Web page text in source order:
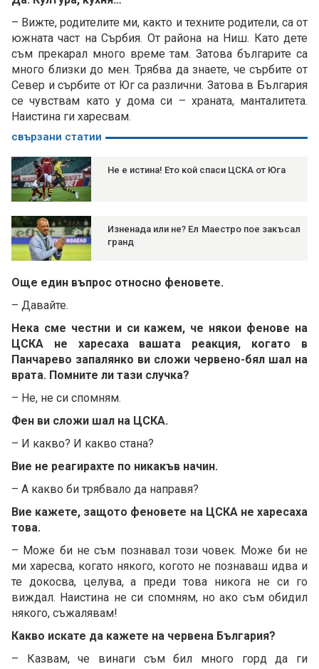
– Вижте, родителите ми, както и техните родители, са от
южната част на Сърбия. От района на Ниш. Като дете
съм прекарал много време там. Затова българите са
много близки до мен. Трябва да знаете, че сърбите от
Север и сърбите от Юг са различни. Затова в България
се чувствам като у дома си – храната, манталитета.
Наистина ги харесвам.
свързани статии
Не е истина! Ето кой спаси ЦСКА от Юга
Изненада или не? Ел Маестро пое закъсал
гранд
Още един въпрос относно феновете.
– Давайте.
Нека сме честни и си кажем, че някои фенове на
ЦСКА не харесаха вашата реакция, когато в
Панчарево запалянко ви сложи червено-бял шал на
врата. Помните ли тази случка?
– Не, не си спомням.
Фен ви сложи шал на ЦСКА.
– И какво? И какво стана?
Вие не реагирахте по никакъв начин.
– А какво би трябвало да направя?
Вие кажете, защото феновете на ЦСКА не харесаха
това.
– Може би не съм познавал този човек. Може би не
ми харесва, когато някого, когото не познаваш идва и
те докосва, целува, а преди това никога не си го
виждал. Наистина не си спомням, но ако съм обидил
някого, съжалявам!
Какво искате да кажете на червена България?
– Казвам, че винаги съм бил много горд да ги